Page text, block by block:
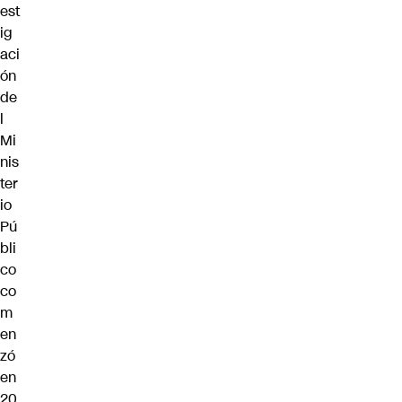
est
ig
aci
ón
de
l
Mi
nis
ter
io
Pú
bli
co
co
m
en
zó
en